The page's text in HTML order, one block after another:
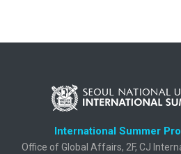
International Summer
Office of Global Affairs, 2F, CJ